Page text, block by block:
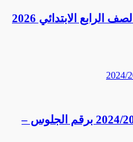
كتاب سلاح التلميذ رياضيات الصف الرابع الابتدائي 2026
رابط نتيجة الثانوية العامة 2024/2025 برقم الجلوس –